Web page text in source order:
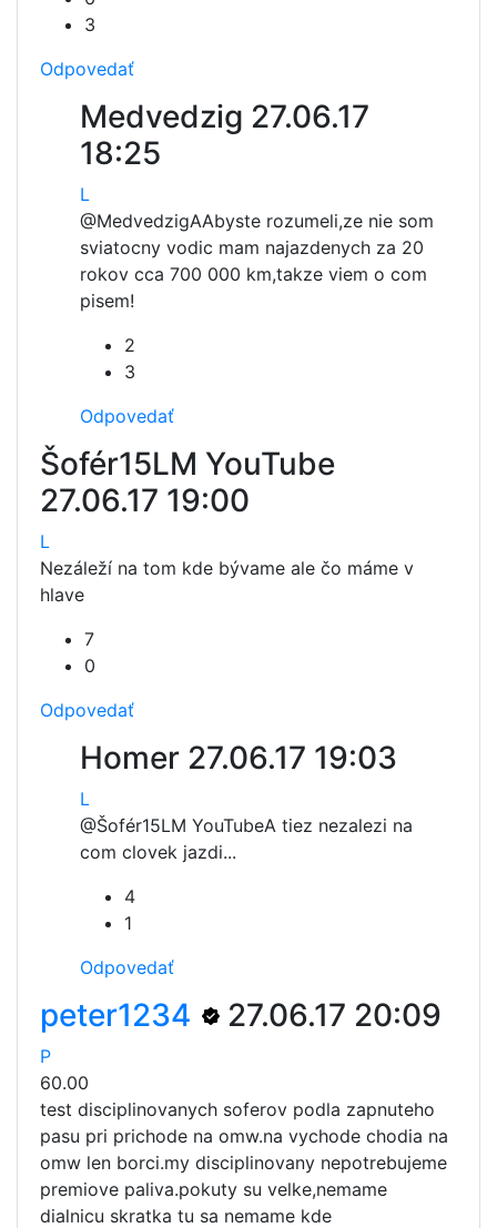
3
Odpovedať
Medvedzig 27.06.17
18:25
L
@MedvedzigAAbyste rozumeli,ze nie som
sviatocny vodic mam najazdenych za 20
rokov cca 700 000 km,takze viem o com
pisem!
2
3
Odpovedať
Šofér15LM YouTube
27.06.17 19:00
L
Nezáleží na tom kde bývame ale čo máme v
hlave
7
0
Odpovedať
Homer 27.06.17 19:03
L
@Šofér15LM YouTubeA tiez nezalezi na
com clovek jazdi...
4
1
Odpovedať
peter1234 27.06.17 20:09
P
60.00
test disciplinovanych soferov podla zapnuteho
pasu pri prichode na omw.na vychode chodia na
omw len borci.my disciplinovany nepotrebujeme
premiove paliva.pokuty su velke,nemame
dialnicu skratka tu sa nemame kde